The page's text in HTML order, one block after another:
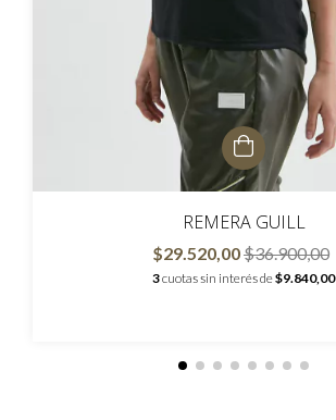
REMERA GUILL
$29.520,00$36.900,00
3cuotas sin interés de$9.840,00